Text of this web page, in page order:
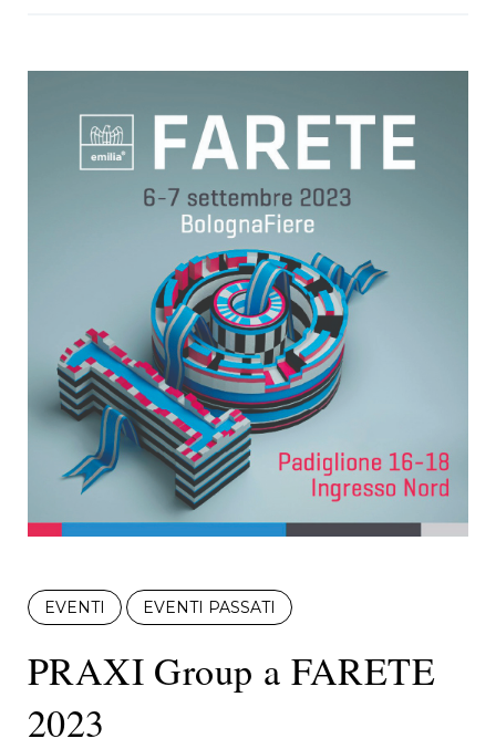
EVENTI EVENTI PASSATI
PRAXI Group a FARETE
2023